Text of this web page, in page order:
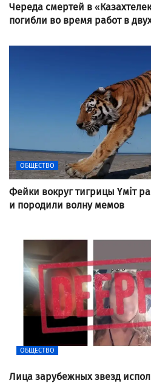
Череда смертей в
погибли во время работ в
ОБЩЕСТВО
Фейки вокруг тигрицы Үміт
и породили волну мемов
ОБЩЕСТВО
Лица зарубежных звезд